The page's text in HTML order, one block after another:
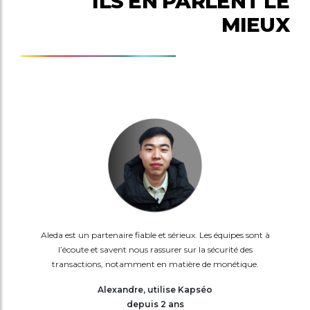
MIEUX
Aleda est un partenaire fiable et sérieux. Les équipes sont à
l’écoute et savent nous rassurer sur la sécurité des
transactions, notamment en matière de monétique.
Alexandre, utilise Kapséo
depuis 2 ans